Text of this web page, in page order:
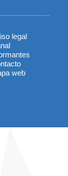
legal
web